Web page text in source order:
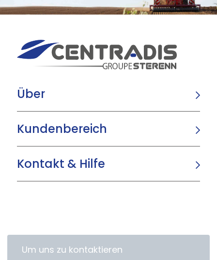
Über
Kundenbereich
Kontakt & Hilfe
Um uns zu kontaktieren